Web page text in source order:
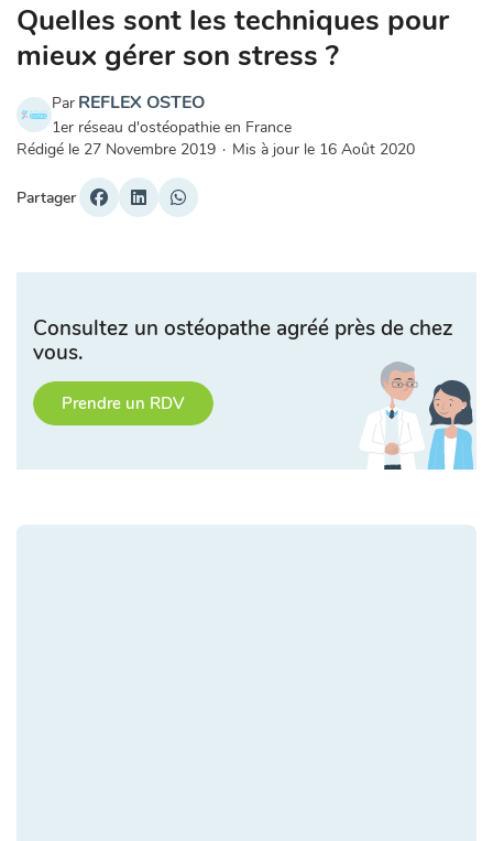
Quelles sont les techniques pour
mieux gérer son stress ?
Par REFLEX OSTEO
1er réseau d'ostéopathie en France
Rédigé le 27 Novembre 2019 · Mis à jour le 16 Août 2020
Partager
Consultez un ostéopathe agréé près de chez
vous.
Prendre un RDV